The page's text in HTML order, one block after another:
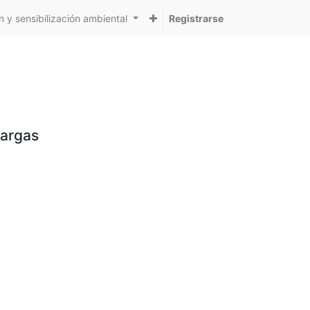
y sensibilización ambiental Registrarse